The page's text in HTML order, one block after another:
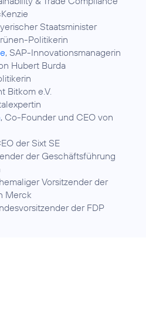
Staatsminister
Politikerin
, SAP-Innovationsmanagerin
Hubert Burda
Bitkom e.V.
, Co-Founder und CEO von
der Sixt SE
der Geschäftsführung
Vorsitzender der
Merck
der FDP